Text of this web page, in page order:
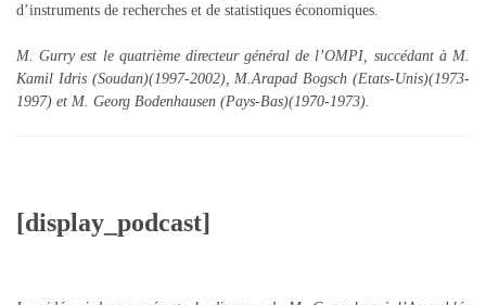
d’instruments de recherches et de statistiques économiques.
M. Gurry est le quatrième directeur général de l’OMPI, succédant à M.
Kamil Idris (Soudan)(1997-2002), M.Arapad Bogsch (Etats-Unis)(1973-
1997) et M. Georg Bodenhausen (Pays-Bas)(1970-1973).
[display_podcast]